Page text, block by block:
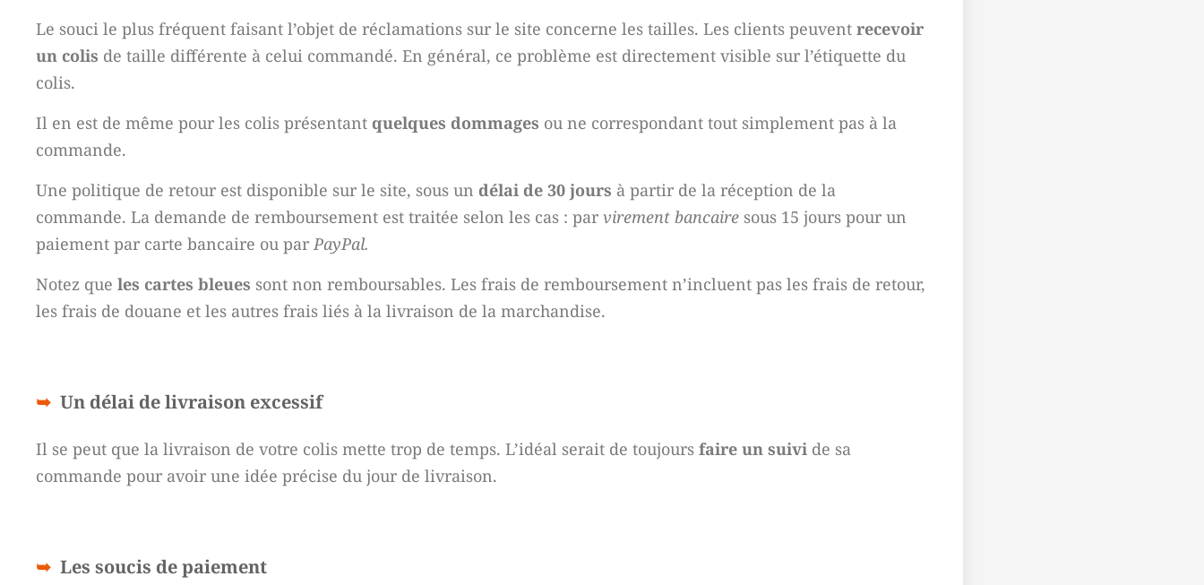
Le souci le plus fréquent faisant l’objet de réclamations sur le site concerne les tailles. Les clients peuvent recevoir
un colis de taille différente à celui commandé. En général, ce problème est directement visible sur l’étiquette du
colis.
Il en est de même pour les colis présentant quelques dommages ou ne correspondant tout simplement pas à la
commande.
Une politique de retour est disponible sur le site, sous un délai de 30 jours à partir de la réception de la
commande. La demande de remboursement est traitée selon les cas : par virement bancaire sous 15 jours pour un
paiement par carte bancaire ou parPayPal.
Notez que les cartes bleues sont non remboursables. Les frais de remboursement n’incluent pas les frais de retour,
les frais de douane et les autres frais liés à la livraison de la marchandise.
Un délai de livraison excessif
Il se peut que la livraison de votre colis mette trop de temps. L’idéal serait de toujours faire un suivi de sa
commande pour avoir une idée précise du jour de livraison.
Les soucis de paiement